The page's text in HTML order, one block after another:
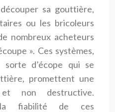
sa gouttière,
ou les bricoleurs
nombreux acheteurs
». Ces systèmes,
sorte d’écope qui se
promettent une
non destructive.
la fiabilité de ces